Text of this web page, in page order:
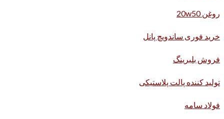
روغن 20w50
خرید فوری ساندویچ پانل
فروش بلبرینگ
تولید کننده پالت پلاستیکی
فولاد سامه